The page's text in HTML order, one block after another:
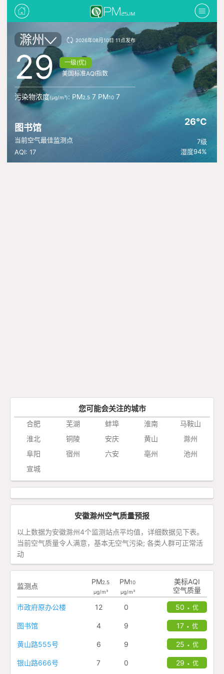
滁州 2026年08月10日 11点发布
29
一级(优)
美国标准AQI指数
污染物浓度(μg/m³): PM2.5 7 PM10 7
图书馆
当前空气最佳监测点
AQI: 17
26°C
7级
湿度94%
您可能会关注的城市
合肥 芜湖 蚌埠 淮南
马鞍山
淮北
铜陵 安庆 黄山
滁州
阜阳
宿州 六安 亳州
池州
宣城
安徽滁州空气质量预报
以上数据为安徽滁州4个监测站点平均值，详细数据见下表。
当前空气质量令人满意，基本无空气污染; 各类人群可正常活
动
监测点
PM2.5
μg/m³
PM10
μg/m³
美标AQI
空气质量
市政府原办公楼
图书馆
黄山路555号
银山路666号
12
4
6
7
0
9
9
0
50 • 优
17 • 优
25 • 优
29 • 优